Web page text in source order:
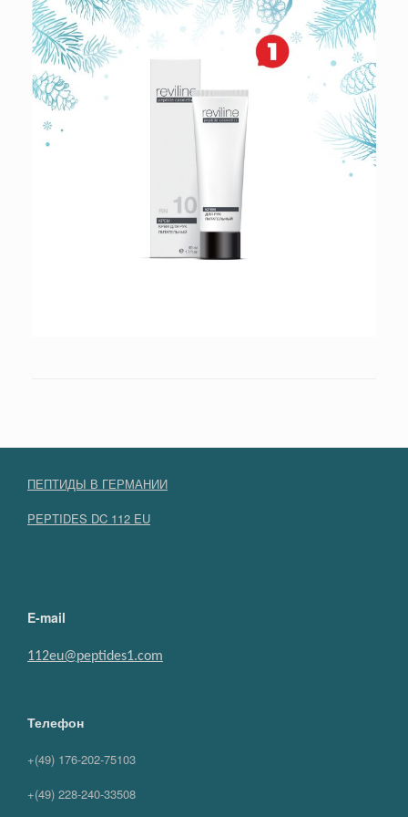
ПЕПТИДЫ В ГЕРМАНИИ
PEPTIDES DC 112 EU
E-mail
112eu@peptides1.com
Телефон
+(49) 176-202-75103
+(49) 228-240-33508